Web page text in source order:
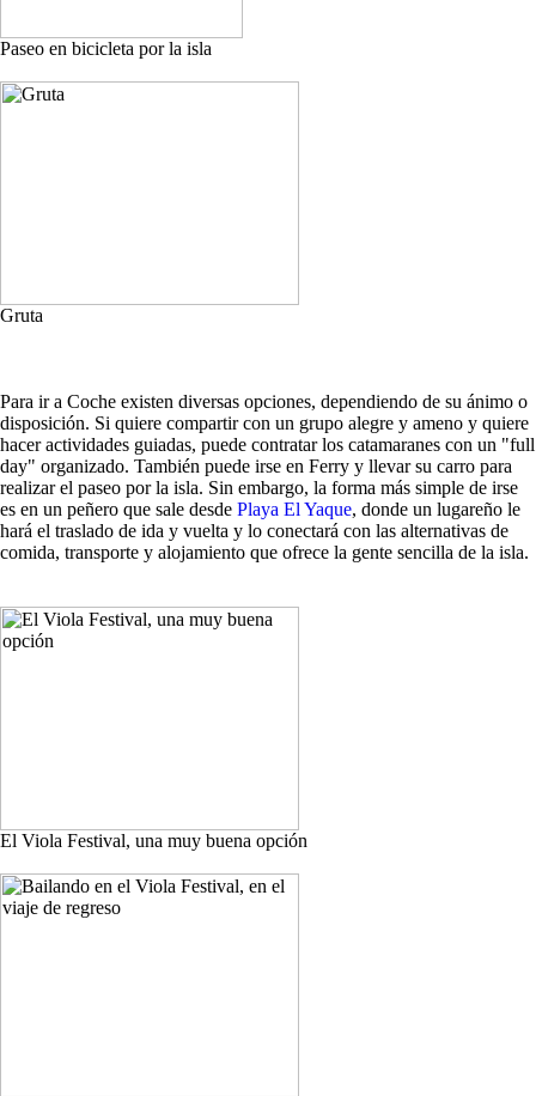
Paseo en bicicleta por la isla
Gruta
Para ir a Coche existen diversas opciones, dependiendo de su ánimo o
disposición. Si quiere compartir con un grupo alegre y ameno y quiere
hacer actividades guiadas, puede contratar los catamaranes con un "full
day" organizado. También puede irse en Ferry y llevar su carro para
realizar el paseo por la isla. Sin embargo, la forma más simple de irse
es en un peñero que sale desde Playa El Yaque, donde un lugareño le
hará el traslado de ida y vuelta y lo conectará con las alternativas de
comida, transporte y alojamiento que ofrece la gente sencilla de la isla.
El Viola Festival, una muy buena opción